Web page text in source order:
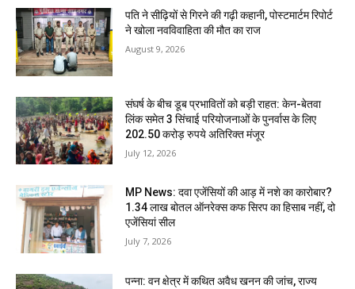
पति ने सीढ़ियों से गिरने की गढ़ी कहानी, पोस्टमार्टम रिपोर्ट
ने खोला नवविवाहिता की मौत का राज
August 9, 2026
संघर्ष के बीच डूब प्रभावितों को बड़ी राहत: केन-बेतवा
लिंक समेत 3 सिंचाई परियोजनाओं के पुनर्वास के लिए
202.50 करोड़ रुपये अतिरिक्त मंजूर
July 12, 2026
MP News: दवा एजेंसियों की आड़ में नशे का कारोबार?
1.34 लाख बोतल ऑनरेक्स कफ सिरप का हिसाब नहीं, दो
एजेंसियां सील
July 7, 2026
पन्ना: वन क्षेत्र में कथित अवैध खनन की जांच, राज्य